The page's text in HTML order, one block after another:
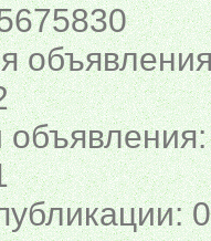
объявления: